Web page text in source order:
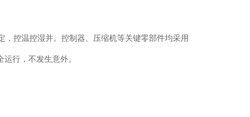
控温控湿并。控制器、压缩机等关键零部件均采用
行，不发生意外。